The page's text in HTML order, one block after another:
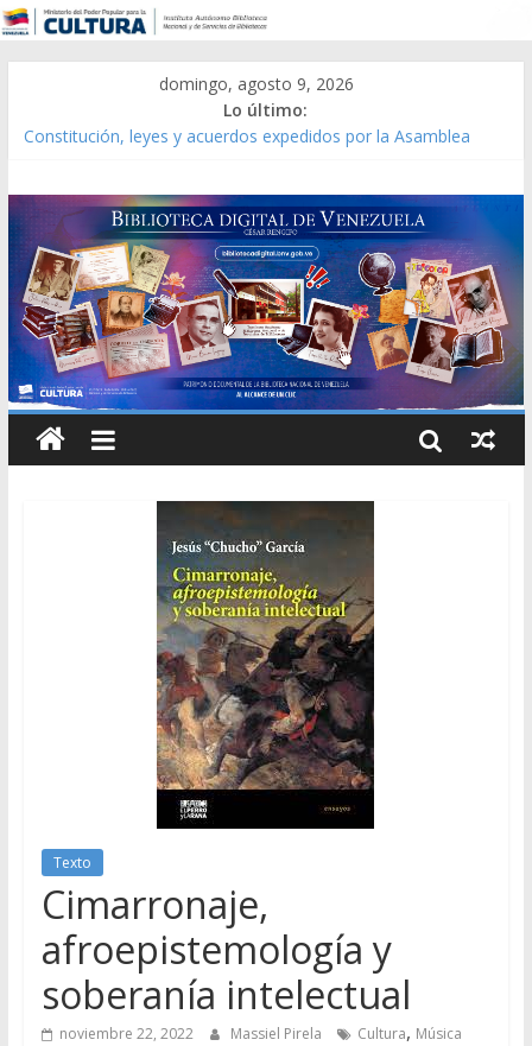
domingo, agosto 9, 2026
Lo último:
Constitución, leyes y acuerdos expedidos por la Asamblea
Modesta Bor Sánchez [material gráfico]
Gaceta Oficial de la República de Venezuela año CXXXIII Mes V,
Caracas 09 de marzo de 2006 N° 38.394
Catálogo temático de obras de Modesta Bor
Texto
Cimarronaje,
afroepistemología y
soberanía intelectual
noviembre 22, 2022 Massiel Pirela Cultura, Música